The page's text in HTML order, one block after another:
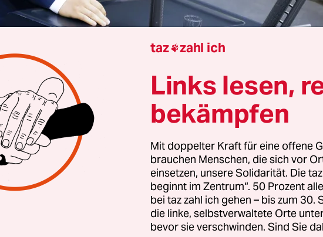
Aus BerlinDirk Eckert
Nach Ex-Finanzminister Christian Lindner hat ein weiterer
Politiker seine Anschlussverwendung in der Wirtschaft
Marcus Faber, bis zum Ausscheiden seiner Partei aus dem
Abgeordneter aus Sachsen-Anhalt, wechselt zum
Elbit Systems Deutschland. „Seit 1. November bin ich neuer
President Political Affairs bei Elbit Systems Deutschland“,
taz zahl ich
Links lesen,
bekämpfen
Mit doppelter Kraft für eine offene
brauchen Menschen, die sich vor
einsetzen, unsere Solidarität. Die
beginnt im Zentrum“. 50 Prozent
bei taz zahl ich gehen – bis zum
die linke, selbstverwaltete Orte
bevor sie verschwinden. Sind Sie